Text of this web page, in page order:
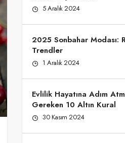
5 Aralık 2024
2025 Sonbahar Modası:
Trendler
1 Aralık 2024
Evlilik Hayatına Adım
Gereken 10 Altın Kural
30 Kasım 2024